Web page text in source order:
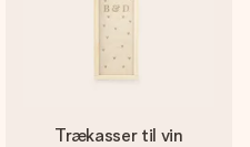
Trækasser til vin